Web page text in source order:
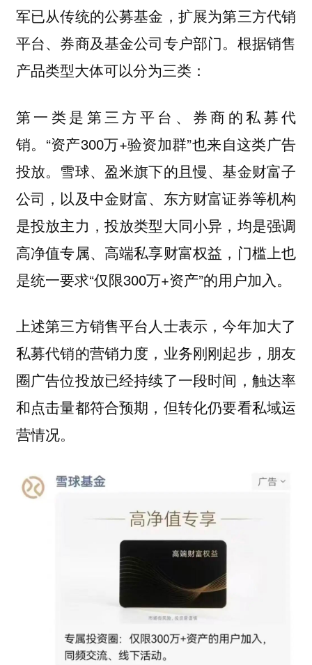
军已从传统的公募基金，扩展为第三方代销
平台、券商及基金公司专户部门。根据销售
产品类型大体可以分为三类：
第一类是第三方平台、券商的私募代
销。“资产300万+验资加群”也来自这类广告
投放。雪球、盈米旗下的且慢、基金财富子
公司，以及中金财富、东方财富证券等机构
是投放主力，投放类型大同小异，均是强调
高净值专属、高端私享财富权益，门槛上也
是统一要求“仅限300万+资产”的用户加入。
上述第三方销售平台人士表示，今年加大了
私募代销的营销力度，业务刚刚起步，朋友
圈广告位投放已经持续了一段时间，触达率
和点击量都符合预期，但转化仍要看私域运
营情况。